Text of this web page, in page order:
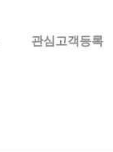
관심고객등록